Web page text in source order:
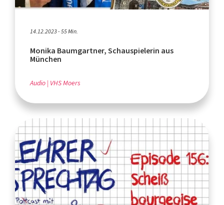
14.12.2023 - 55 Min.
Monika Baumgartner, Schauspielerin aus
München
Audio VHS Moers